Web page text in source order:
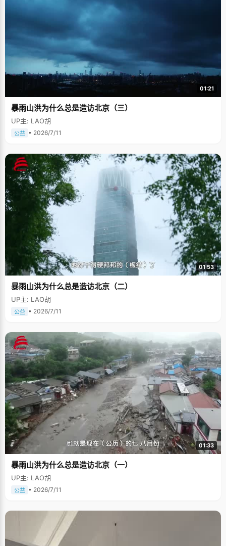
01:21
暴雨山洪为什么总是造访北京（三）
UP主: LAO胡
公益 • 2026/7/11
01:53
暴雨山洪为什么总是造访北京（二）
UP主: LAO胡
公益 • 2026/7/11
01:33
暴雨山洪为什么总是造访北京（一）
UP主: LAO胡
公益 • 2026/7/11